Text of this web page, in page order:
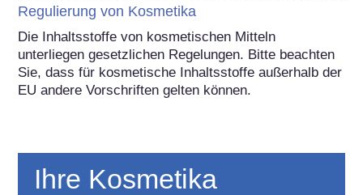
Regulierung von Kosmetika
Die Inhaltsstoffe von kosmetischen Mitteln
unterliegen gesetzlichen Regelungen. Bitte beachten
Sie, dass für kosmetische Inhaltsstoffe außerhalb der
EU andere Vorschriften gelten können.
Ihre Kosmetika